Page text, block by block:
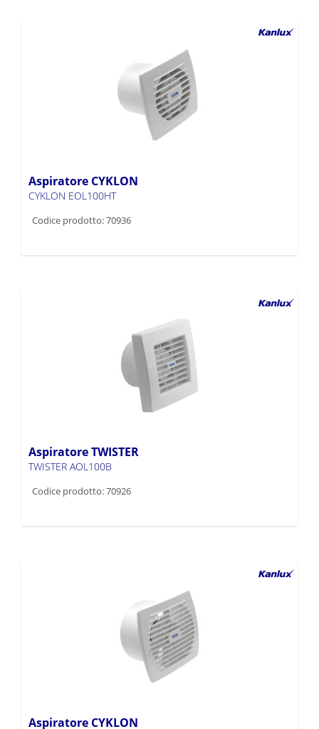
Aspiratore CYKLON
CYKLON EOL100HT
Codice prodotto: 70936
Aspiratore TWISTER
TWISTER AOL100B
Codice prodotto: 70926
Aspiratore CYKLON